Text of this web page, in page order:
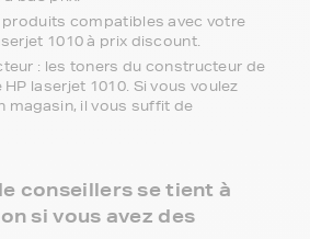
produits compatibles avec votre
1010 à prix discount.
: les toners du constructeur de
laserjet 1010. Si vous voulez
magasin, il vous suffit de
conseillers se tient à
si vous avez des